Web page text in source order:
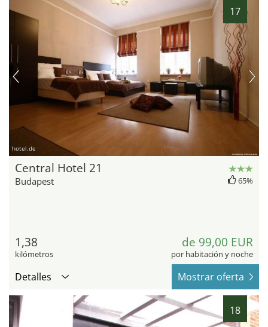
17
hotel.de
Central Hotel 21
Budapest 65%
1,38
kilómetros
de 99,00 EUR
por habitación y noche
Detalles Mostrar oferta
18